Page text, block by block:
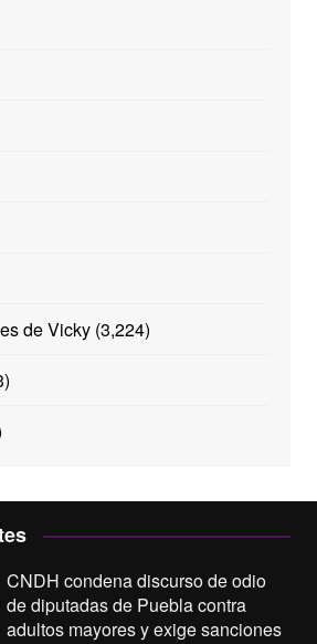
de Vicky(3,224)
CNDH condena discurso de odio
de diputadas de Puebla contra
adultos mayores y exige sanciones